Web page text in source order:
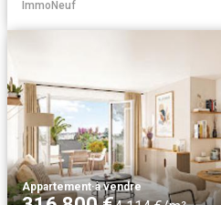
ImmoNeuf
Appartement·à vendre